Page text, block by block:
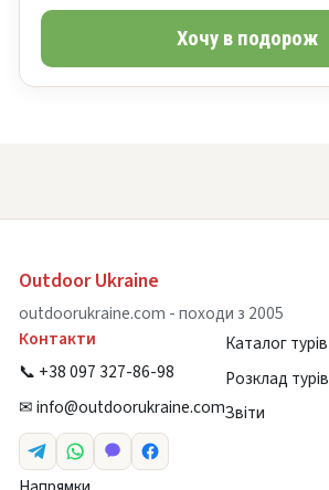
Хочу в подорож
Outdoor Ukraine
outdoorukraine.com - походи з 2005
Контакти
📞 +38 097 327-86-98
✉info@outdoorukraine.com
Каталог турів
Розклад турів
Звіти